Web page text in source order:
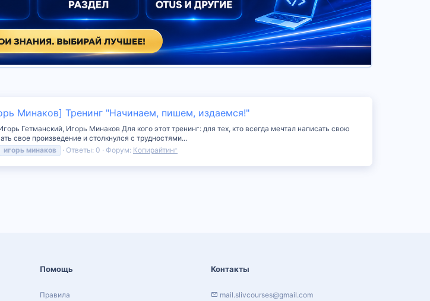
Минаков] Тренинг "Начинаем, пишем, издаемся!"
Гетманский, Игорь Минаков Для кого этот тренинг: для тех, кто всегда мечтал написать свою
свое произведение и столкнулся с трудностями...
игорь минаков Ответы: 0 Форум: Копирайтинг
Помощь
Правила
Контакты
mail.slivcourses@gmail.com